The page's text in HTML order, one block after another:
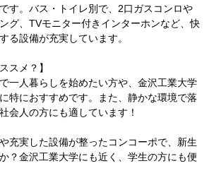
す。バス・トイレ別で、2口ガスコンロや
グ、TVモニター付きインターホンなど、快
る設備が充実しています。
スメ？】
一人暮らしを始めたい方や、金沢工業大学
特におすすめです。また、静かな環境で落
会人の方にも適しています！
充実した設備が整ったコンコーポで、新生
？金沢工業大学にも近く、学生の方にも便